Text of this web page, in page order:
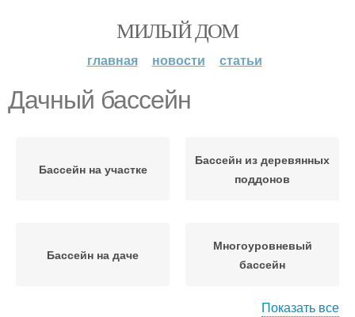
МИЛЫЙ ДОМ
главная новости статьи
Дачный бассейн
Бассейн на участке
Бассейн из деревянных
поддонов
Бассейн на даче
Многоуровневый
бассейн
Показать все